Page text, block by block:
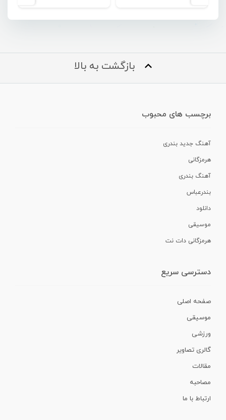
بازگشت به بالا
برچسب های محبوب
آهنگ جدید بندری
هرمزگانی
آهنگ بندری
بندرعباس
دانلود
موسیقی
هرمزگانی دات نت
دسترسی سریع
صفحه اصلی
موسیقی
ورزشی
گالری تصاویر
مقالات
مصاحبه
ارتباط با ما